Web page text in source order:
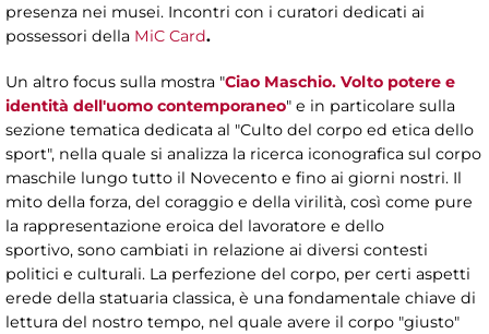
presenza nei musei. Incontri con i curatori dedicati ai
possessori della MiC Card.
Un altro focus sulla mostra "Ciao Maschio. Volto potere e
identità dell'uomo contemporaneo" e in particolare sulla
sezione tematica dedicata al "Culto del corpo ed etica dello
sport", nella quale si analizza la ricerca iconografica sul corpo
maschile lungo tutto il Novecento e fino ai giorni nostri. Il
mito della forza, del coraggio e della virilità, così come pure
la rappresentazione eroica del lavoratore e dello
sportivo, sono cambiati in relazione ai diversi contesti
politici e culturali. La perfezione del corpo, per certi aspetti
erede della statuaria classica, è una fondamentale chiave di
lettura del nostro tempo, nel quale avere il corpo "giusto"